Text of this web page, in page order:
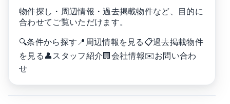
物件探し・周辺情報・過去掲載物件など、目的に
合わせてご覧いただけます。
🔍条件から探す 📍 周辺情報を見る 📋過去掲載物件
を見る 👤 スタッフ紹介 🏢 会社情報✉️お問い合わ
せ